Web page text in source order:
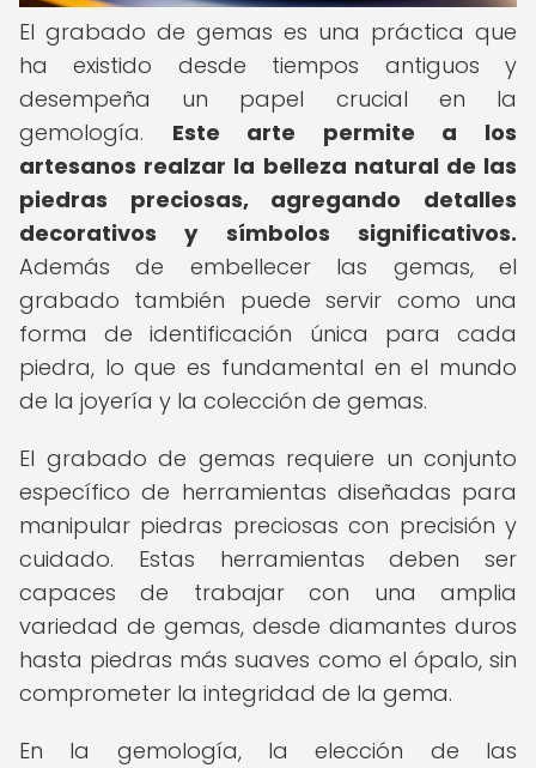
El grabado de gemas es una práctica que
ha existido desde tiempos antiguos y
desempeña un papel crucial en la
gemología. Este arte permite a los
artesanos realzar la belleza natural de las
piedras preciosas, agregando detalles
decorativos y símbolos significativos.
Además de embellecer las gemas, el
grabado también puede servir como una
forma de identificación única para cada
piedra, lo que es fundamental en el mundo
de la joyería y la colección de gemas.
El grabado de gemas requiere un conjunto
específico de herramientas diseñadas para
manipular piedras preciosas con precisión y
cuidado. Estas herramientas deben ser
capaces de trabajar con una amplia
variedad de gemas, desde diamantes duros
hasta piedras más suaves como el ópalo, sin
comprometer la integridad de la gema.
En la gemología, la elección de las